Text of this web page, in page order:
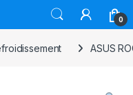
0
ASUS